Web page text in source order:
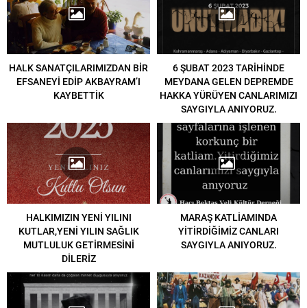
HALK SANATÇILARIMIZDAN BİR
EFSANEYİ EDİP AKBAYRAM’I
KAYBETTİK
6 ŞUBAT 2023 TARİHİNDE
MEYDANA GELEN DEPREMDE
HAKKA YÜRÜYEN CANLARIMIZI
SAYGIYLA ANIYORUZ.
HALKIMIZIN YENİ YILINI
KUTLAR,YENİ YILIN SAĞLIK
MUTLULUK GETİRMESİNİ
DİLERİZ
MARAŞ KATLİAMINDA
YİTİRDİĞİMİZ CANLARI
SAYGIYLA ANIYORUZ.